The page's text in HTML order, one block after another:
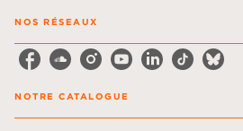
NOS RÉSEAUX
NOTRE CATALOGUE